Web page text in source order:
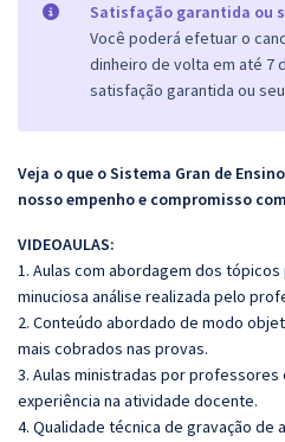
Satisfação garantida ou
Você poderá efetuar o
dinheiro de volta em até 7
satisfação garantida ou
Veja o que o Sistema Gran de
nosso empenho e compromisso
VIDEOAULAS:
1. Aulas com abordagem dos
minuciosa análise realizada pelo
2. Conteúdo abordado de modo
mais cobrados nas provas.
3. Aulas ministradas por
experiência na atividade docente.
4. Qualidade técnica de gravação de